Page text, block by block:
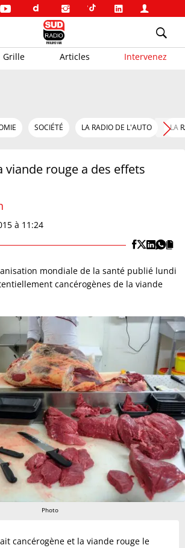
Grille Articles Intervenez
SOCIÉTÉ LA RADIO DE L'AUTO LA
viande rouge a des effets
à 11:24
mondiale de la santé publié lundi
cancérogènes de la viande
Photo
cancérogène et la viande rouge le